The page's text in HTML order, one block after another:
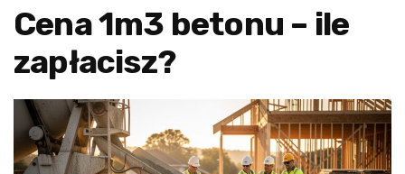
Cena 1m3 betonu – ile
zapłacisz?